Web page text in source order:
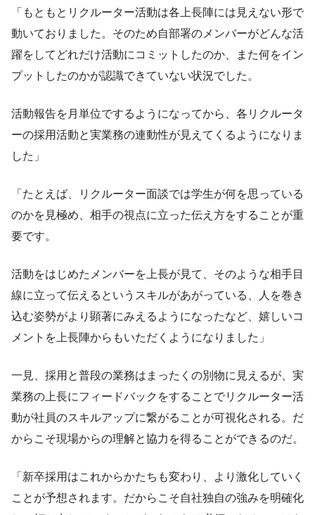
「もともとリクルーター活動は各上長陣には見えない形で
動いておりました。そのため自部署のメンバーがどんな活
躍をしてどれだけ活動にコミットしたのか、また何をイン
プットしたのかが認識できていない状況でした。
活動報告を月単位でするようになってから、各リクルータ
ーの採用活動と実業務の連動性が見えてくるようになりま
した」
「たとえば、リクルーター面談では学生が何を思っている
のかを見極め、相手の視点に立った伝え方をすることが重
要です。
活動をはじめたメンバーを上長が見て、そのような相手目
線に立って伝えるというスキルがあがっている、人を巻き
込む姿勢がより顕著にみえるようになったなど、嬉しいコ
メントを上長陣からもいただくようになりました」
一見、採用と普段の業務はまったくの別物に見えるが、実
業務の上長にフィードバックをすることでリクルーター活
動が社員のスキルアップに繋がることが可視化される。だ
からこそ現場からの理解と協力を得ることができるのだ。
「新卒採用はこれからかたちも変わり、より激化していく
ことが予想されます。だからこそ自社独自の強みを明確化